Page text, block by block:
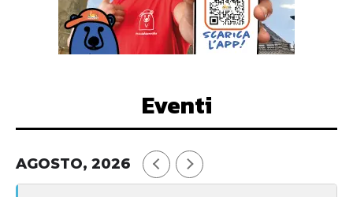
Eventi
AGOSTO, 2026